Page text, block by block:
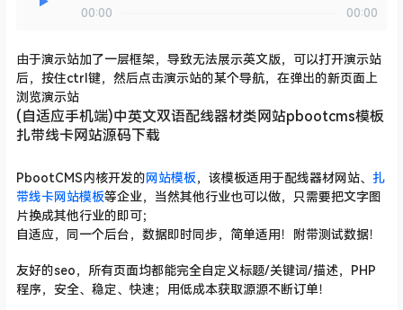
00:00
00:00
由于演示站加了一层框架，导致无法展示英文版，可以打开演示站
后，按住ctrl键，然后点击演示站的某个导航，在弹出的新页面上
浏览演示站
(自适应手机端)中英文双语配线器材类网站pbootcms模板
扎带线卡网站源码下载
PbootCMS内核开发的网站模板，该模板适用于配线器材网站、 扎
带线卡网站模板等企业，当然其他行业也可以做，只需要把文字图
片换成其他行业的即可；
自适应，同一个后台，数据即时同步，简单适用！附带测试数据！
友好的seo，所有页面均都能完全自定义标题/关键词/描述，PHP
程序，安全、稳定、快速；用低成本获取源源不断订单！